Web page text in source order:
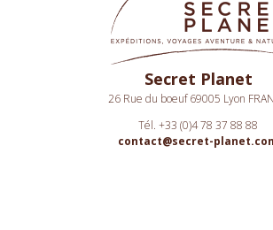
Secret Planet
26 Rue du boeuf 69005 Lyon
Tél. +33 (0)4 78 37 88 88
contact@secret-